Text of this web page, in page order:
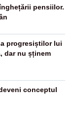
pensiilor.
progresiștilor lui
dar nu șținem
conceptul